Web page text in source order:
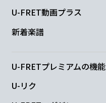
U-FRET動画プラス
新着楽譜
U-FRETプレミアムの機能
U-リク